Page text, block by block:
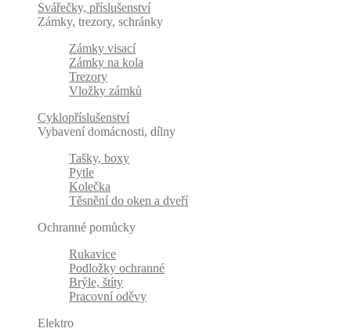
Svářečky, příslušenství
Zámky, trezory, schránky
Zámky visací
Zámky na kola
Trezory
Vložky zámků
Cyklopříslušenství
Vybavení domácnosti, dílny
Tašky, boxy
Pytle
Kolečka
Těsnění do oken a dveří
Ochranné pomůcky
Rukavice
Podložky ochranné
Brýle, štíty
Pracovní oděvy
Elektro